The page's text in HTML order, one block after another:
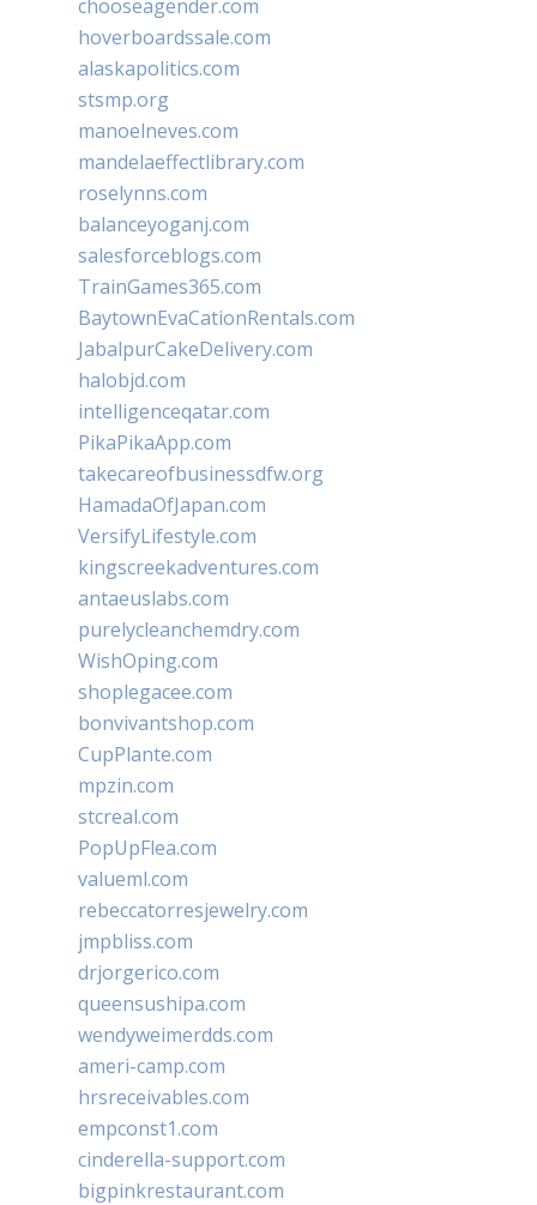
chooseagender.com
hoverboardssale.com
alaskapolitics.com
stsmp.org
manoelneves.com
mandelaeffectlibrary.com
roselynns.com
balanceyoganj.com
salesforceblogs.com
TrainGames365.com
BaytownEvaCationRentals.com
JabalpurCakeDelivery.com
halobjd.com
intelligenceqatar.com
PikaPikaApp.com
takecareofbusinessdfw.org
HamadaOfJapan.com
VersifyLifestyle.com
kingscreekadventures.com
antaeuslabs.com
purelycleanchemdry.com
WishOping.com
shoplegacee.com
bonvivantshop.com
CupPlante.com
mpzin.com
stcreal.com
PopUpFlea.com
valueml.com
rebeccatorresjewelry.com
jmpbliss.com
drjorgerico.com
queensushipa.com
wendyweimerdds.com
ameri-camp.com
hrsreceivables.com
empconst1.com
cinderella-support.com
bigpinkrestaurant.com